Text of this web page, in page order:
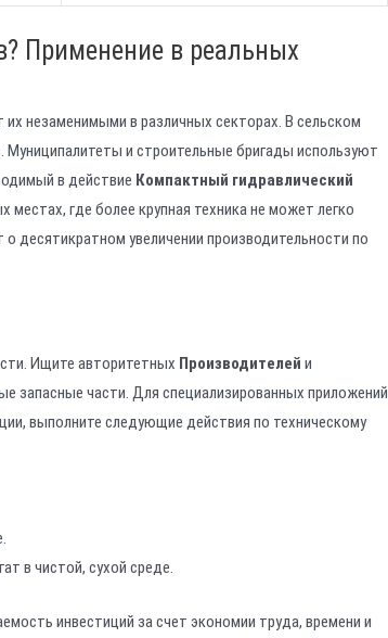
Применение в реальных
незаменимыми в различных секторах. В сельском
Муниципалитеты и строительные бригады используют
в действие Компактный гидравлический
где более крупная техника не может легко
десятикратном увеличении производительности по
Ищите авторитетных Производителей и
запасные части. Для специализированных приложений
выполните следующие действия по техническому
в чистой, сухой среде.
инвестиций за счет экономии труда, времени и